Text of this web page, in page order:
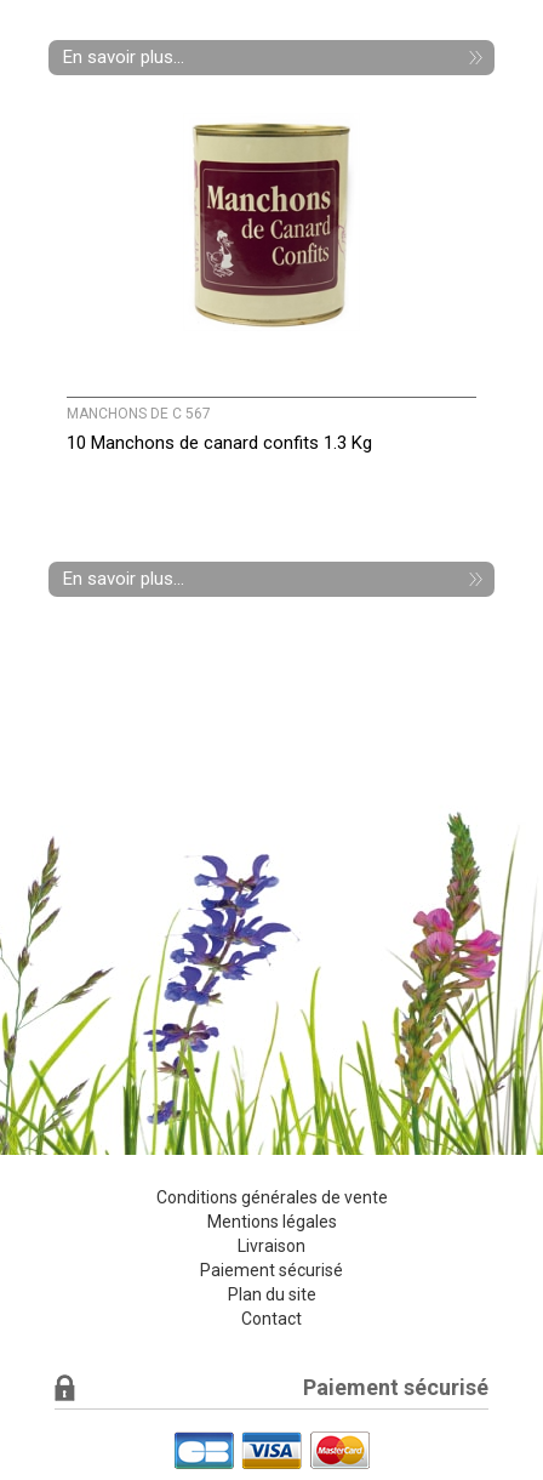
En savoir plus...
MANCHONS DE C 567
10 Manchons de canard confits 1.3 Kg
En savoir plus...
Conditions générales de vente
Mentions légales
Livraison
Paiement sécurisé
Plan du site
Contact
Paiement sécurisé